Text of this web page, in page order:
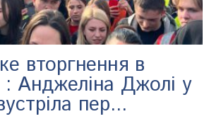
вторгнення в
: Анджеліна Джолі у
пер...